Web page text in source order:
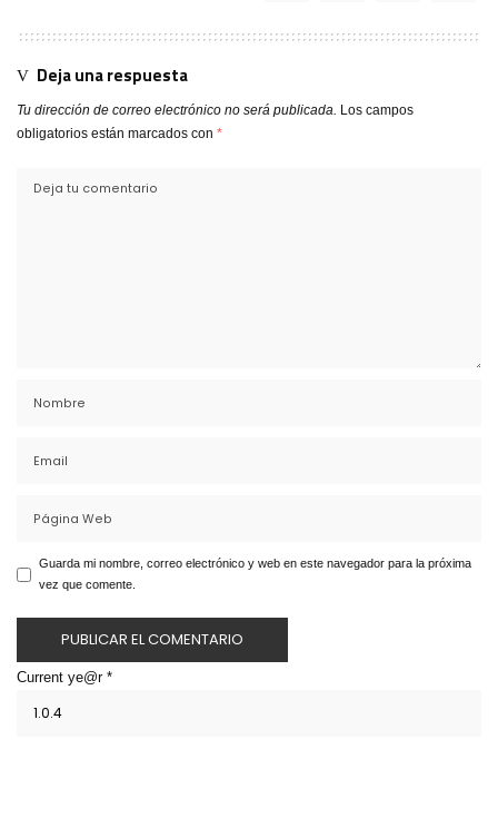
Deja una respuesta
Tu dirección de correo electrónico no será publicada. Los campos
obligatorios están marcados con *
Guarda mi nombre, correo electrónico y web en este navegador para la próxima
vez que comente.
Current ye@r *